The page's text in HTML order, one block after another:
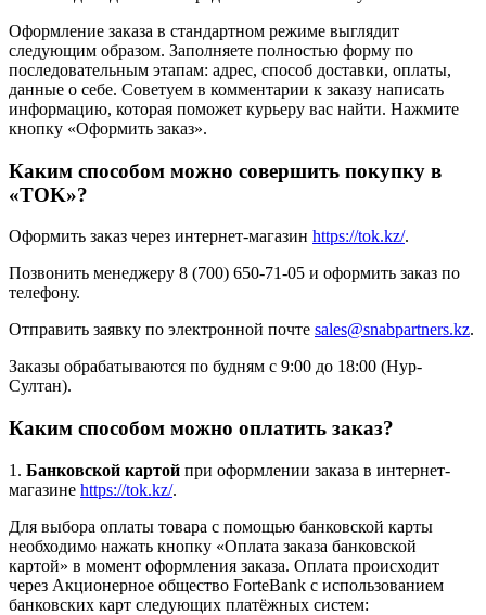
Оформление заказа в стандартном режиме выглядит
следующим образом. Заполняете полностью форму по
последовательным этапам: адрес, способ доставки, оплаты,
данные о себе. Советуем в комментарии к заказу написать
информацию, которая поможет курьеру вас найти. Нажмите
кнопку «Оформить заказ».
Каким способом можно совершить покупку в
«TOK»?
Оформить заказ через интернет-магазин https://tok.kz/.
Позвонить менеджеру 8 (700) 650-71-05 и оформить заказ по
телефону.
Отправить заявку по электронной почте sales@snabpartners.kz.
Заказы обрабатываются по будням с 9:00 до 18:00 (Нур-
Султан).
Каким способом можно оплатить заказ?
1. Банковской картой при оформлении заказа в интернет-
магазине https://tok.kz/.
Для выбора оплаты товара с помощью банковской карты
необходимо нажать кнопку «Оплата заказа банковской
картой» в момент оформления заказа. Оплата происходит
через Акционерное общество ForteBank с использованием
банковских карт следующих платёжных систем: